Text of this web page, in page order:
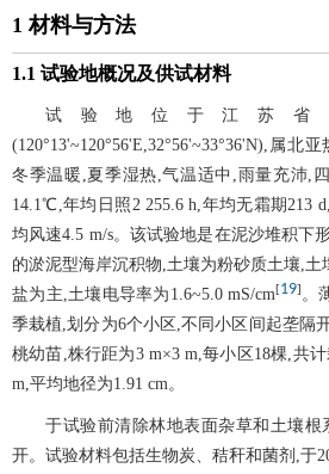
1 材料与方法
1.1 试验地概况及供试材料
试验地位于江苏省
(120°13'~120°56'E,32°56'~33°36'N),属北
冬季温暖,夏季湿热,气温适中,雨量充沛,
14.1℃,年均日照2 255.6 h,年均无霜期213
均风速4.5 m/s。该试验地是在泥沙堆积下
的淤泥型海岸沉积物,土壤为粉砂质土壤,土
盐为主,土壤电导率为1.6~5.0 mS/cm[19] 。
季栽植,划分为6个小区,不同小区间起垄隔
桃幼苗,株行距为3 m×3 m,每小区18棵,共
m,平均地径为1.91 cm。
于试验前清除林地表面杂草和土壤根
开。试验材料包括生物炭、秸秆和菌剂,于